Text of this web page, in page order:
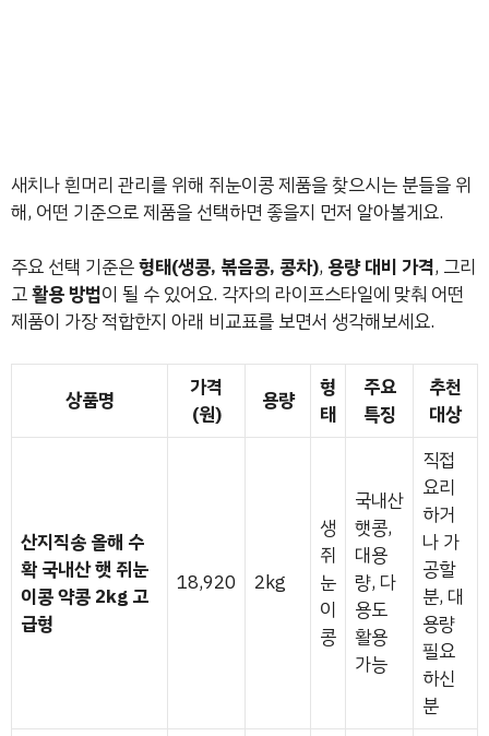
새치나 흰머리 관리를 위해 쥐눈이콩 제품을 찾으시는 분들을 위
해, 어떤 기준으로 제품을 선택하면 좋을지 먼저 알아볼게요.
주요 선택 기준은형태(생콩, 볶음콩, 콩차), 용량 대비 가격, 그리
고활용 방법이 될 수 있어요. 각자의 라이프스타일에 맞춰 어떤
제품이 가장 적합한지 아래 비교표를 보면서 생각해보세요.
상품명
가격
(원)
용량
형
태
주요
특징
추천
대상
산지직송 올해 수
확 국내산 햇 쥐눈
이콩 약콩 2kg 고
급형
18,920 2kg
생
쥐
눈
이
콩
국내산
햇콩,
대용
량, 다
용도
활용
가능
직접
요리
하거
나 가
공할
분, 대
용량
필요
하신
분